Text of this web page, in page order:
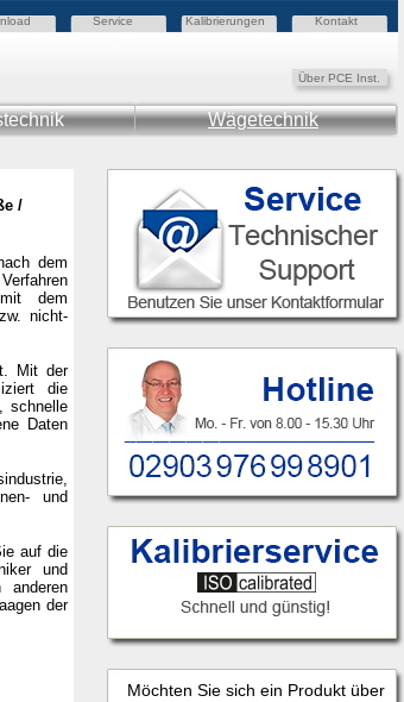
Service Kalibrierungen Kontakt
Über PCE Inst.
Wägetechnik
/
dem
dem
nicht-
Mit der
die
schnelle
Daten
und
auf die
und
anderen
der